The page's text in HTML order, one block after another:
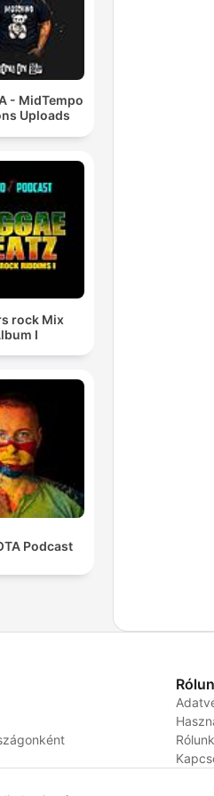
- MidTempo
Uploads
rock Mix
I
Podcast
Rólunk